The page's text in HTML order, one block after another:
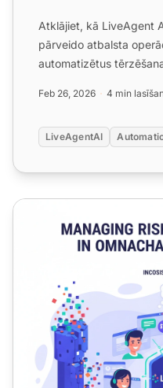
Atklājiet, kā LiveAgent
pārveido atbalsta
automatizētus
Feb 26, 2026 4 min
LiveAgentAI
Risku un izaicinājumu